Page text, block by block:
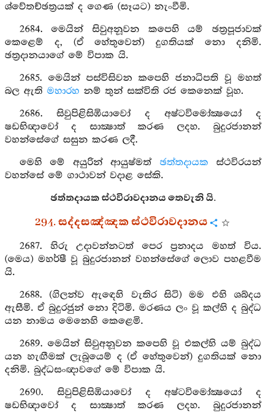
ශ්වේතච්ඡත්‍රයක් ද ගෙණ (සෑයට) නැංවීමි.
2684. මෙයින් සිවුඅනූවන කපෙහි යම් ඡත්‍රපූජාවක්
කෙළෙම් ද, (ඒ හේතුවෙන්) දුගතියක් නො දනිමි.
ඡත්‍රදානයාගේ මේ විපාක යි.
2685. මෙයින් පස්විසිවන කපෙහි ජනාධිපති වූ මහත්
බල ඇති මහාරහ නම් තුන් සක්විති රජ කෙනෙක් වූහ.
2686. සිවුපිළිසිඹියාවෝ ද අෂ්ටවිමෝක්‍ෂයෝ ද
ෂඩභිඥාවෝ ද සාක්‍ෂාත් කරණ ලදහ. බුදුරජානන්
වහන්සේගේ සසුන කරණ ලදී.
මෙහි මේ අයුරින් ආයුෂ්මත් ඡත්තදායක ස්ථවිරයන්
වහන්සේ මේ ගාථාවන් වදාළ සේකි.
ඡත්තදායක ස්ථවිරාවදානය තෙවැනි යි.
294. සද්දසඤ්ඤක ස්ථවිරාවදානය
2687. හිරු උදාවන්නටත් පෙර ප්‍රනාදය මහත් විය.
(මෙය) මහර්ෂී වූ බුදුරජානන් වහන්සේගේ ලොව පහළවීම
යි.
2688. (ගිලන්ව ඇඳෙහි වැතිර සිටි) මම එහි ශබ්දය
ඇසීමි. ඒ බුදුරජුන් නො දිටිමි. මරණය ලං වූ කල්හි ද බුද්ධ
යන නාමය මෙනෙහි කෙළෙමි.
2689. මෙයින් සිවුඅනූවන කපෙහි වූ එකල්හි යම් බුද්ධ
යන හැඟීමක් ලැබූයෙම් ද (ඒ හේතුවෙන්) දුගතියක් නො
දනිමි. බුද්ධසංඥාවගේ මේ විපාක යි.
2690. සිවුපිළිසිඹියාවෝ ද අෂ්ටවිමෝක්‍ෂයෝ ද
ෂඩභිඥාවෝ ද සාක්‍ෂාත් කරණ ලදහ. බුදුරජානන්